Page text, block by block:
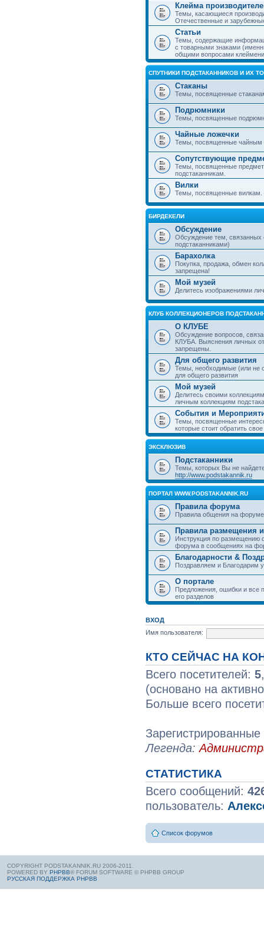
Клейма
Темы, касающиеся
Отечественные и
Статьи
Темы, содержащие
с товарными знаками
общими вопросами
СПУТНИКИ ПОДСТАКАННИКОВ И ИХ
Стаканы
Темы, посвященные
Подрюмники
Темы, посвященные
Чайные ложечки
Темы, посвященные чайным
Сопутствующие
Темы, посвященные
подстаканникам.
Вилки
Темы, посвященные вилкам.
БИРДЕКЕЛИ
Обсуждение
Обсуждение тем,
подстаканниками)
Барахолка
Покупка, продажа, обмен
запрещена!
Мой музей
Делитесь изображениями
КЛУБ КОЛЛЕКЦИОНЕРОВ
О КЛУБЕ
Обсуждение вопросов,
КЛУБА. Выяснения личных
запрещены.
Для общего развития
Темы, необходимые (или не
для общего развития
Мой музей
Делитесь своими
личным коллекциям
События и
Темы, посвященные
которые стоит обратить
ЭКСКЛЮЗИВ
Подстаканники
Темы, которых Вы не
http://www.podstakannik.ru
ПОРТАЛ WWW.PODSTAKANNIK.RU
Правила форума
Правила общения на форуме
Правила размещения
Инструкция по размещению
форума в сообщениях на
Благодарности &
Поздравляем и Благодарим
О портале
Предложения, ошибки и все
его разделов
ВХОД
Имя пользователя:
КТО СЕЙЧАС НА
Всего посетителей: 5
(основано на
Больше всего
Легенда:
СТАТИСТИКА
Всего сообщений:
пользователь:
Список форумов
COPYRIGHT PODSTAKANNIK.RU 2006-2011.
POWERED BY PHPBB® FORUM SOFTWARE © PHPBB GROUP
РУССКАЯ ПОДДЕРЖКА PHPBB